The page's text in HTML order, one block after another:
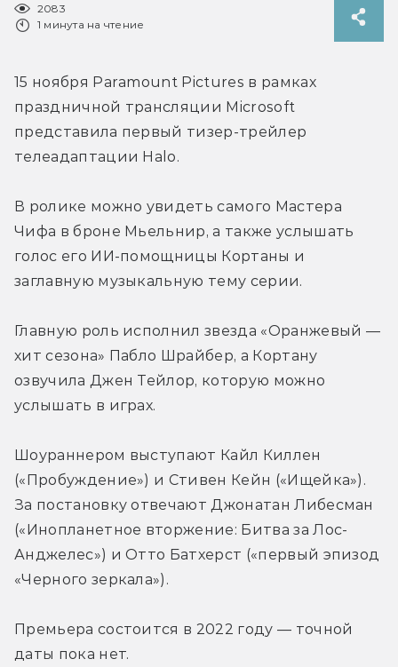
2083
1 минута на чтение
15 ноября Paramount Pictures в рамках
праздничной трансляции Microsoft
представила первый тизер-трейлер
телеадаптации Halo.
В ролике можно увидеть самого Мастера
Чифа в броне Мьельнир, а также услышать
голос его ИИ-помощницы Кортаны и
заглавную музыкальную тему серии.
Главную роль исполнил звезда «Оранжевый —
хит сезона» Пабло Шрайбер, а Кортану
озвучила Джен Тейлор, которую можно
услышать в играх.
Шоураннером выступают Кайл Киллен
(«Пробуждение») и Стивен Кейн («Ищейка»).
За постановку отвечают Джонатан Либесман
(«Инопланетное вторжение: Битва за Лос-
Анджелес») и Отто Батхерст («первый эпизод
«Черного зеркала»).
Премьера состоится в 2022 году — точной
даты пока нет.